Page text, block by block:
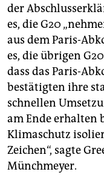
der
es, die G20
aus dem Paris-
es, die übrigen
dass das Paris-
bestätigten ihre
schnellen
am Ende erhalten
Klimaschutz
Zeichen“, sagte
Münchmeyer.